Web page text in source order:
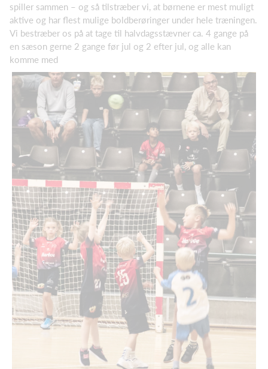
spiller sammen – og så tilstræber vi, at børnene er mest muligt
aktive og har flest mulige boldberøringer under hele træningen.
Vi bestræber os på at tage til halvdagsstævner ca. 4 gange på
en sæson gerne 2 gange før jul og 2 efter jul, og alle kan
komme med